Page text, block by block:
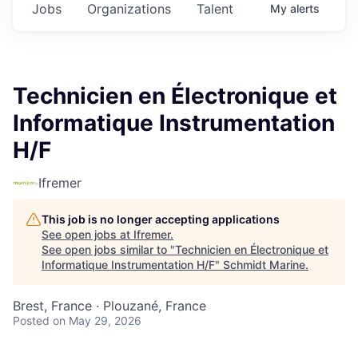
Jobs Organizations Talent My alerts
Technicien en Électronique et
Informatique Instrumentation
H/F
Ifremer
This job is no longer accepting applications
See open jobs at Ifremer.
See open jobs similar to "Technicien en Électronique et
Informatique Instrumentation H/F" Schmidt Marine.
Brest, France · Plouzané, France
Posted on May 29, 2026